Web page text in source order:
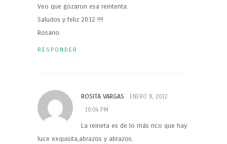
Veo que gozaron esa reintenta.
Saludos y feliz 2012 !!!!
Rosario.
RESPONDER
ROSITA VARGAS
ENERO 8, 2012
10:04 PM
La reineta es de lo más rico que hay
luce exquisita,abrazos y abrazos.